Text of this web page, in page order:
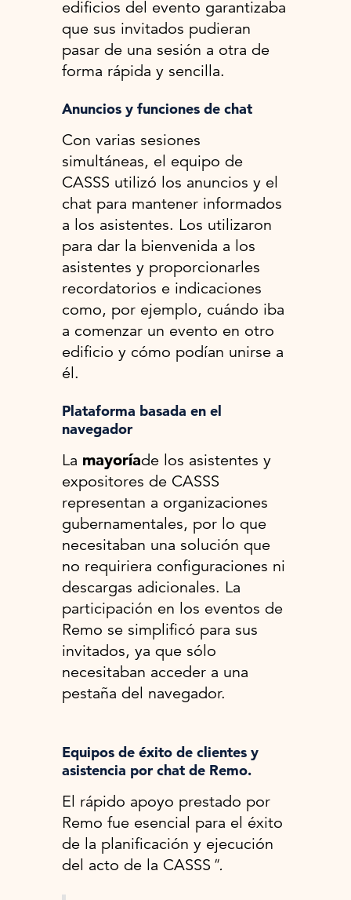
edificios del evento garantizaba
que sus invitados pudieran
pasar de una sesión a otra de
forma rápida y sencilla.
Anuncios y funciones de chat
Con varias sesiones
simultáneas, el equipo de
CASSS utilizó los anuncios y el
chat para mantener informados
a los asistentes. Los utilizaron
para dar la bienvenida a los
asistentes y proporcionarles
recordatorios e indicaciones
como, por ejemplo, cuándo iba
a comenzar un evento en otro
edificio y cómo podían unirse a
él.
Plataforma basada en el
navegador
La mayoríade los asistentes y
expositores de CASSS
representan a organizaciones
gubernamentales, por lo que
necesitaban una solución que
no requiriera configuraciones ni
descargas adicionales. La
participación en los eventos de
Remo se simplificó para sus
invitados, ya que sólo
necesitaban acceder a una
pestaña del navegador.
Equipos de éxito de clientes y
asistencia por chat de Remo‍.
El rápido apoyo prestado por
Remo fue esencial para el éxito
de la planificación y ejecución
del acto de la CASSS ".